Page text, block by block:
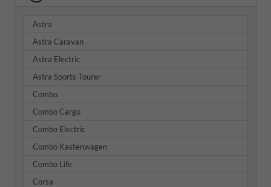
Astra
Astra Caravan
Astra Electric
Astra Sports Tourer
Combo
Combo Cargo
Combo Electric
Combo Kastenwagen
Combo Life
Corsa